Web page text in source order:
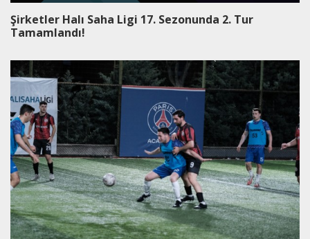
Şirketler Halı Saha Ligi 17. Sezonunda 2. Tur
Tamamlandı!